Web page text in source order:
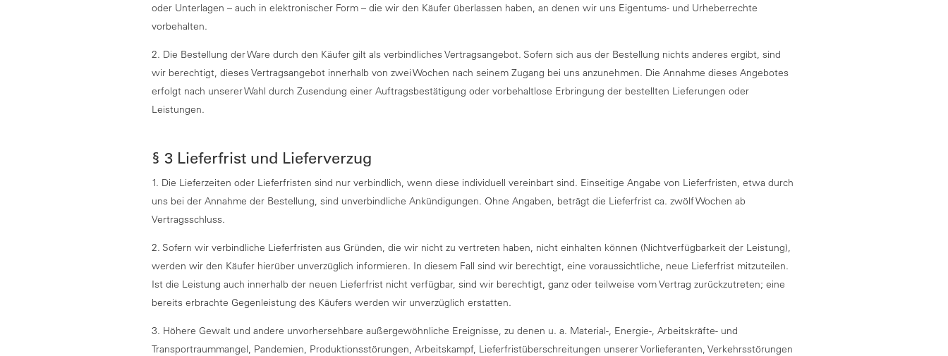
oder Unterlagen – auch in elektronischer Form – die wir den Käufer überlassen haben, an denen wir uns Eigentums- und Urheberrechte
vorbehalten.
2. Die Bestellung der Ware durch den Käufer gilt als verbindliches Vertragsangebot. Sofern sich aus der Bestellung nichts anderes ergibt, sind
wir berechtigt, dieses Vertragsangebot innerhalb von zwei Wochen nach seinem Zugang bei uns anzunehmen. Die Annahme dieses Angebotes
erfolgt nach unserer Wahl durch Zusendung einer Auftragsbestätigung oder vorbehaltlose Erbringung der bestellten Lieferungen oder
Leistungen.
§ 3 Lieferfrist und Lieferverzug
1. Die Lieferzeiten oder Lieferfristen sind nur verbindlich, wenn diese individuell vereinbart sind. Einseitige Angabe von Lieferfristen, etwa durch
uns bei der Annahme der Bestellung, sind unverbindliche Ankündigungen. Ohne Angaben, beträgt die Lieferfrist ca. zwölf Wochen ab
Vertragsschluss.
2. Sofern wir verbindliche Lieferfristen aus Gründen, die wir nicht zu vertreten haben, nicht einhalten können (Nichtverfügbarkeit der Leistung),
werden wir den Käufer hierüber unverzüglich informieren. In diesem Fall sind wir berechtigt, eine voraussichtliche, neue Lieferfrist mitzuteilen.
Ist die Leistung auch innerhalb der neuen Lieferfrist nicht verfügbar, sind wir berechtigt, ganz oder teilweise vom Vertrag zurückzutreten; eine
bereits erbrachte Gegenleistung des Käufers werden wir unverzüglich erstatten.
3. Höhere Gewalt und andere unvorhersehbare außergewöhnliche Ereignisse, zu denen u. a. Material-, Energie-, Arbeitskräfte- und
Transportraummangel, Pandemien, Produktionsstörungen, Arbeitskampf, Lieferfristüberschreitungen unserer Vorlieferanten, Verkehrsstörungen